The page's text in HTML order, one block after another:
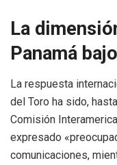
La
Panamá
La respuesta
del Toro ha sido,
Comisión
expresado
comunicaciones,